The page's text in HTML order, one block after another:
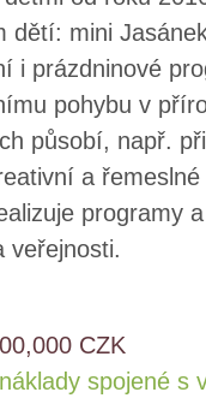
dětí: mini
i prázdninové
pohybu v
působí, např.
a
programy
veřejnosti.
CZK
spojené s